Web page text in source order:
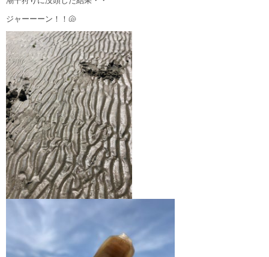
ジャーーーン！！🐚